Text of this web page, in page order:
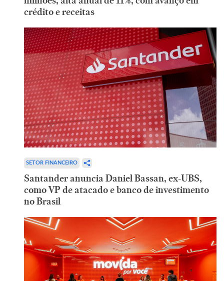
crédito e receitas
SETOR FINANCEIRO
Santander anuncia Daniel Bassan, ex-UBS,
como VP de atacado e banco de investimento
no Brasil